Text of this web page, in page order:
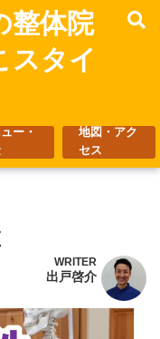
整体院
スタイ
ー・
地図・アク
セス
WRITER
出戸啓介